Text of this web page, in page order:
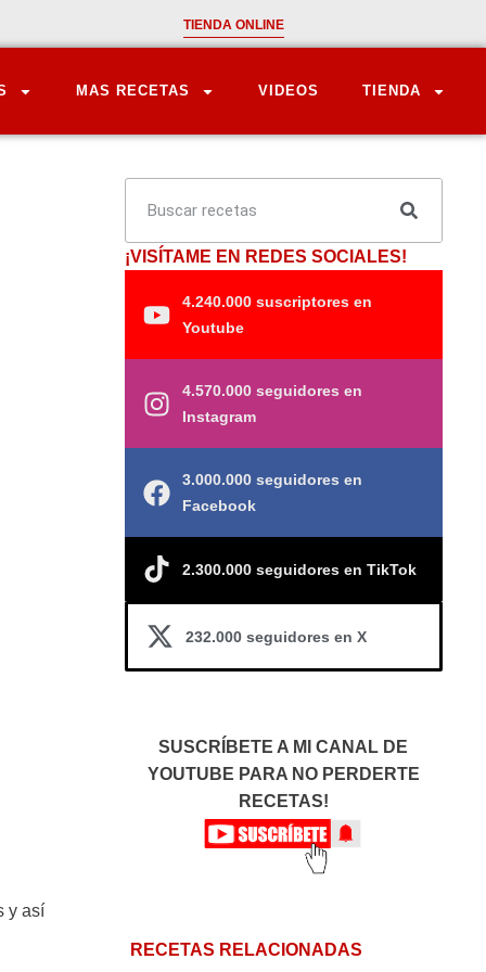
TIENDA ONLINE
MAS RECETAS VIDEOS TIENDA
y así
¡VISÍTAME EN REDES SOCIALES!
4.240.000 suscriptores en
Youtube
4.570.000 seguidores en
Instagram
3.000.000 seguidores en
Facebook
2.300.000 seguidores en TikTok
232.000 seguidores en X
SUSCRÍBETE A MI CANAL DE
YOUTUBE PARA NO PERDERTE
RECETAS!
RECETAS RELACIONADAS